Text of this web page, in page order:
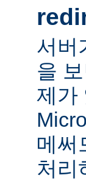
서버
을
제가
메써
처리